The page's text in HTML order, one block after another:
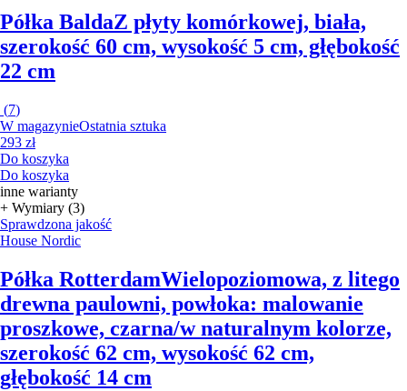
Półka BaldaZ płyty komórkowej, biała,
szerokość 60 cm, wysokość 5 cm, głębokość
22 cm
(7)
W magazynieOstatnia sztuka
293 zł
Do koszyka
Do koszyka
inne warianty
+ Wymiary (3)
Sprawdzona jakość
House Nordic
Półka RotterdamWielopoziomowa, z litego
drewna paulowni, powłoka: malowanie
proszkowe, czarna/w naturalnym kolorze,
szerokość 62 cm, wysokość 62 cm,
głębokość 14 cm